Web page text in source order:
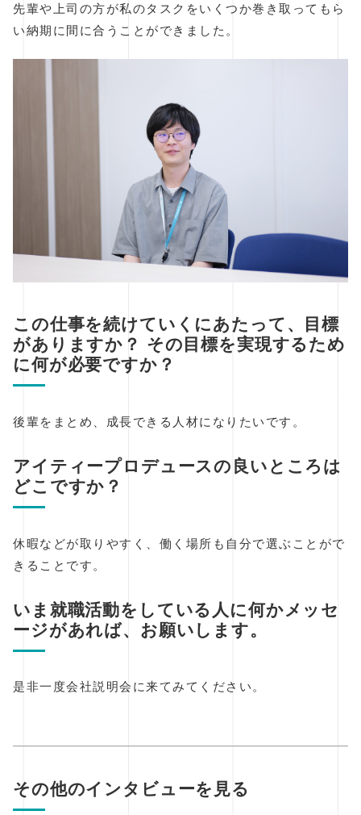
先輩や上司の方が私のタスクをいくつか巻き取ってもら
い納期に間に合うことができました。
この仕事を続けていくにあたって、目標
がありますか？ その目標を実現するため
に何が必要ですか？
後輩をまとめ、成長できる人材になりたいです。
アイティープロデュースの良いところは
どこですか？
休暇などが取りやすく、働く場所も自分で選ぶことがで
きることです。
いま就職活動をしている人に何かメッセ
ージがあれば、お願いします。
是非一度会社説明会に来てみてください。
その他のインタビューを見る